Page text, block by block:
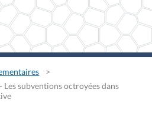
subventions octroyées dans